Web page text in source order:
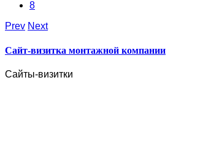
8
Prev Next
Сайт-визитка монтажной компании
Сайты-визитки